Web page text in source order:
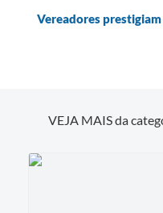
Vereadores
VEJA MAIS da